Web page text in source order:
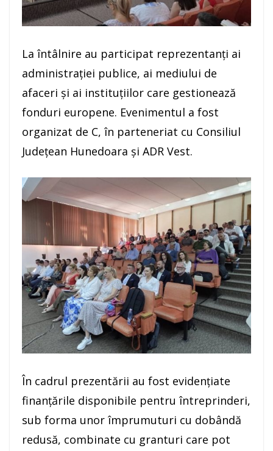
La întâlnire au participat reprezentanți ai
administrației publice, ai mediului de
afaceri și ai instituțiilor care gestionează
fonduri europene. Evenimentul a fost
organizat de C, în parteneriat cu Consiliul
Județean Hunedoara și ADR Vest.
În cadrul prezentării au fost evidențiate
finanțările disponibile pentru întreprinderi,
sub forma unor împrumuturi cu dobândă
redusă, combinate cu granturi care pot